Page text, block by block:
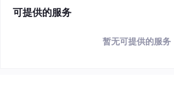
可提供的服务
暂无可提供的服务